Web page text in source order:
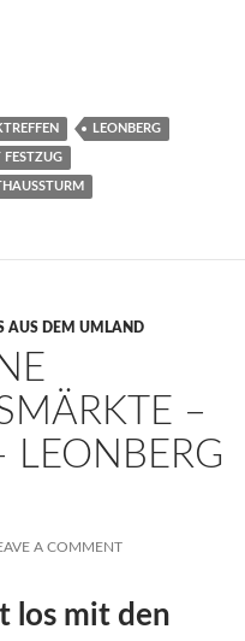
LEONBERG
FESTZUG
AUS DEM UMLAND
–
LEONBERG
A COMMENT
los mit den